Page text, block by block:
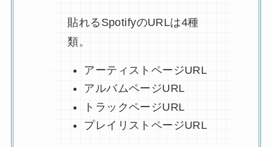
貼れるSpotifyのURLは4種
類。
アーティストページURL
アルバムページURL
トラックページURL
プレイリストページURL